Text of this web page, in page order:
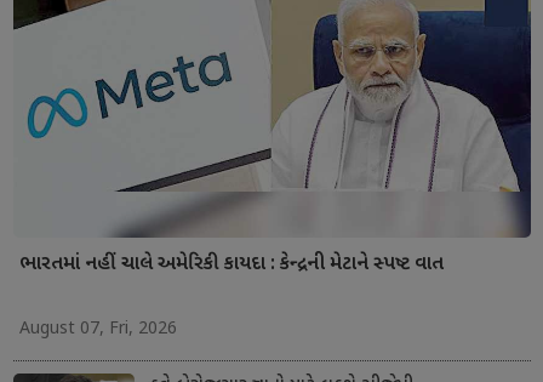
ભારતમાં નહીં ચાલે અમેરિકી કાયદા : કેન્દ્રની મેટાને સ્પષ્ટ વાત
August 07, Fri, 2026